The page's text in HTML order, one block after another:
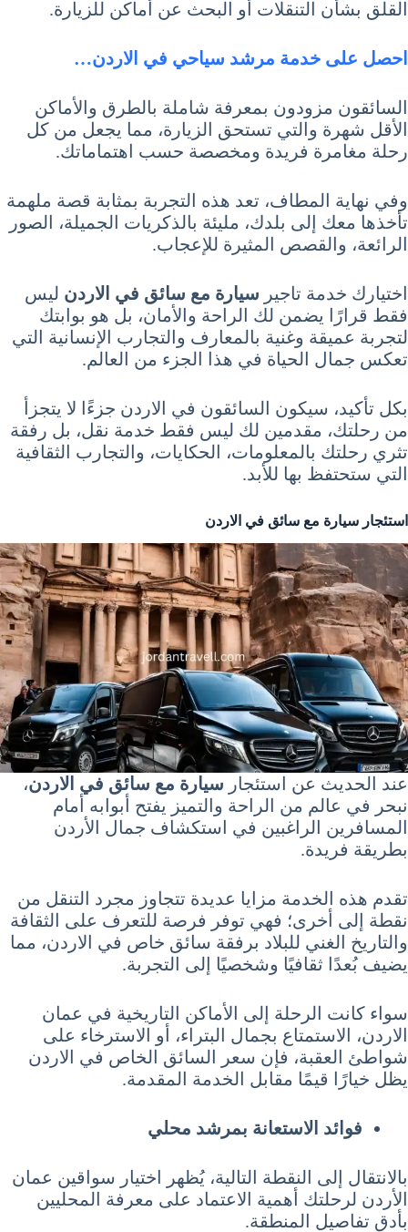
القلق بشأن التنقلات أو البحث عن أماكن للزيارة.
احصل على خدمة مرشد سياحي في الاردن…
السائقون مزودون بمعرفة شاملة بالطرق والأماكن
الأقل شهرة والتي تستحق الزيارة، مما يجعل من كل
رحلة مغامرة فريدة ومخصصة حسب اهتماماتك.
وفي نهاية المطاف، تعد هذه التجربة بمثابة قصة ملهمة
تأخذها معك إلى بلدك، مليئة بالذكريات الجميلة، الصور
الرائعة، والقصص المثيرة للإعجاب.
اختيارك خدمة تاجير سيارة مع سائق في الاردن ليس
فقط قرارًا يضمن لك الراحة والأمان، بل هو بوابتك
لتجربة عميقة وغنية بالمعارف والتجارب الإنسانية التي
تعكس جمال الحياة في هذا الجزء من العالم.
بكل تأكيد، سيكون السائقون في الاردن جزءًا لا يتجزأ
من رحلتك، مقدمين لك ليس فقط خدمة نقل، بل رفقة
تثري رحلتك بالمعلومات، الحكايات، والتجارب الثقافية
التي ستحتفظ بها للأبد.
استئجار سيارة مع سائق في الاردن
عند الحديث عن استئجار سيارة مع سائق في الاردن،
نبحر في عالم من الراحة والتميز يفتح أبوابه أمام
المسافرين الراغبين في استكشاف جمال الأردن
بطريقة فريدة.
تقدم هذه الخدمة مزايا عديدة تتجاوز مجرد التنقل من
نقطة إلى أخرى؛ فهي توفر فرصة للتعرف على الثقافة
والتاريخ الغني للبلاد برفقة سائق خاص في الاردن، مما
يضيف بُعدًا ثقافيًا وشخصيًا إلى التجربة.
سواء كانت الرحلة إلى الأماكن التاريخية في عمان
الاردن، الاستمتاع بجمال البتراء، أو الاسترخاء على
شواطئ العقبة، فإن سعر السائق الخاص في الاردن
يظل خيارًا قيمًا مقابل الخدمة المقدمة.
فوائد الاستعانة بمرشد محلي
بالانتقال إلى النقطة التالية، يُظهر اختيار سواقين عمان
الأردن لرحلتك أهمية الاعتماد على معرفة المحليين
بأدق تفاصيل المنطقة.